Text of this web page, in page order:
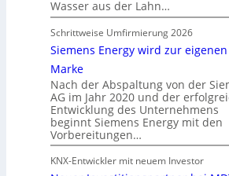
Wasser aus der Lahn…
Schrittweise Umfirmierung 2026
Siemens Energy wird zur eigenen
Marke
Nach der Abspaltung von der
AG im Jahr 2020 und der
Entwicklung des Unternehmens
beginnt Siemens Energy mit den
Vorbereitungen…
KNX-Entwickler mit neuem Investor